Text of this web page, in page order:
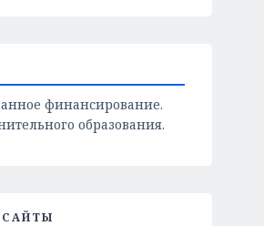
финансирование.
образования.